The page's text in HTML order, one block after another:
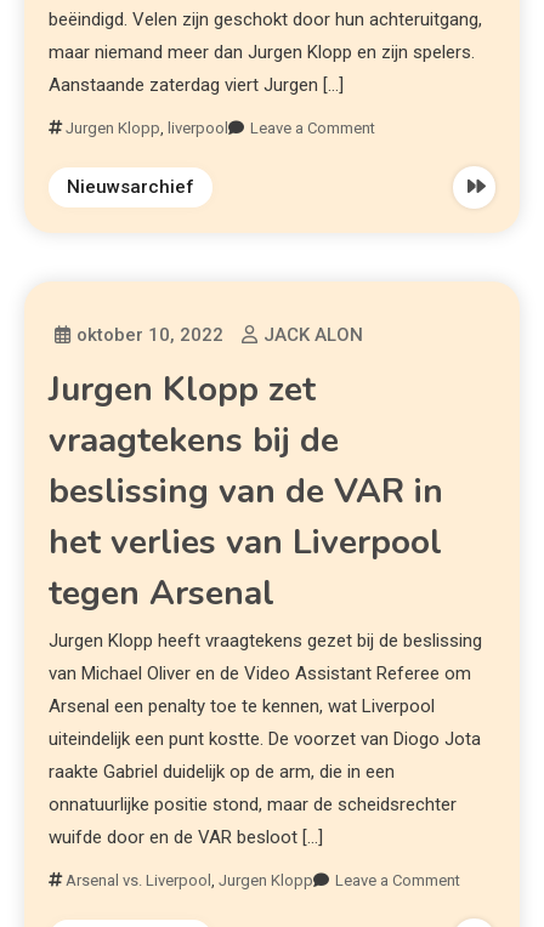
beëindigd. Velen zijn geschokt door hun achteruitgang,
maar niemand meer dan Jurgen Klopp en zijn spelers.
Aanstaande zaterdag viert Jurgen […]
Jurgen Klopp, liverpool Leave a Comment
Nieuwsarchief
oktober 10, 2022 JACK ALON
Jurgen Klopp zet
vraagtekens bij de
beslissing van de VAR in
het verlies van Liverpool
tegen Arsenal
Jurgen Klopp heeft vraagtekens gezet bij de beslissing
van Michael Oliver en de Video Assistant Referee om
Arsenal een penalty toe te kennen, wat Liverpool
uiteindelijk een punt kostte. De voorzet van Diogo Jota
raakte Gabriel duidelijk op de arm, die in een
onnatuurlijke positie stond, maar de scheidsrechter
wuifde door en de VAR besloot […]
Arsenal vs. Liverpool,Jurgen Klopp Leave a Comment